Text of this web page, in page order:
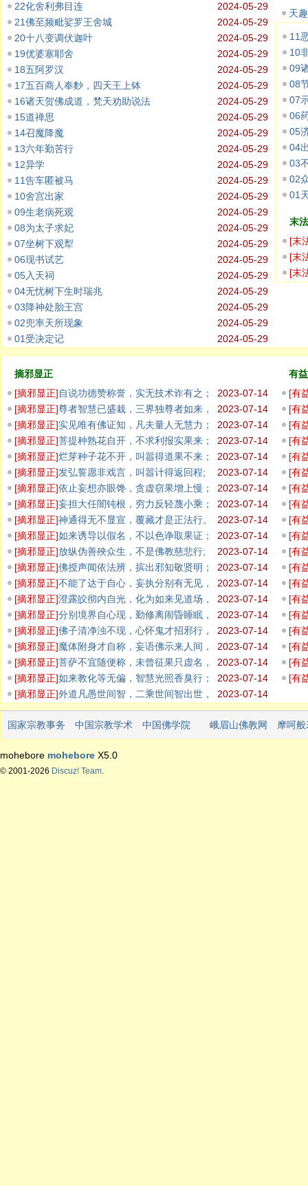
2024-05-29
22化舍利弗目连
2024-05-29
21佛至频毗娑罗王舍城
2024-05-29
20十八变调伏迦叶
2024-05-29
19优婆塞耶舍
2024-05-29
18五阿罗汉
2024-05-29
17五百商人奉麨，四天王上钵
2024-05-29
16诸天贺佛成道，梵天劝助说法
2024-05-29
15道禅思
2024-05-29
14召魔降魔
2024-05-29
13六年勤苦行
2024-05-29
12异学
2024-05-29
11告车匿被马
2024-05-29
10舍宫出家
2024-05-29
09生老病死观
2024-05-29
08为太子求妃
2024-05-29
07坐树下观犁
2024-05-29
06现书试艺
2024-05-29
05入天祠
2024-05-29
04无忧树下生时瑞兆
2024-05-29
03降神处胎王宫
2024-05-29
02兜率天所现象
2024-05-29
01受决定记
天
11
10
09
08
07
06
05
04
03
02
01
末
[末
存，
[末
坑，
[末
摘邪显正
2023-07-14
[摘邪显正]自说功德赞称誉，实无技术诈有之；
2023-07-14
[摘邪显正]尊者智慧已盛栽，三界独尊者如来，
说非法者
2023-07-14
[摘邪显正]实见唯有佛证知，凡夫量人无慧力；
2023-07-14
[摘邪显正]菩提种熟花自开，不求利报实果来；
2023-07-14
[摘邪显正]烂芽种子花不开，叫嚣得道果不来；
2023-07-14
[摘邪显正]发弘誓愿非戏言，叫嚣计得返回程;
2023-07-14
[摘邪显正]依止妄想亦眼馋，贪虚窃果增上慢；
2023-07-14
[摘邪显正]妄担大任闇钝根，穷力反轻蔑小乘；
无有善藏
2023-07-14
[摘邪显正]神通得无不显宣，覆藏才是正法行。
2023-07-14
[摘邪显正]如来诱导以假名，不以色诤取果证；
2023-07-14
[摘邪显正]放纵伪善殃众生，不是佛教慈悲行;
2023-07-14
[摘邪显正]佛授声闻依法辨，摈出邪知敬贤明；
检校违背
2023-07-14
[摘邪显正]不能了达于自心，妄执分别有无见，
增长外道
2023-07-14
[摘邪显正]澄露皎彻内自光，化为如来见道场，
暂得如是
2023-07-14
[摘邪显正]分别境界自心现，勤修离闹昏睡眠，
远离外道
2023-07-14
[摘邪显正]佛子清净浊不现，心怀鬼才招邪行，
无生无相
2023-07-14
[摘邪显正]魔体附身才自称，妄语佛示来人间，
佛经正知
2023-07-14
[摘邪显正]菩萨不宜随便称，未曾征果只虚名，
古往多少
2023-07-14
[摘邪显正]如来教化等无偏，智慧光照香臭行；
众生根器
2023-07-14
[摘邪显正]外道凡愚世间智，二乘世间智出世，
佛菩萨证
有
[有
佛无
[有
观彼
[有
一切
[有
於出
[有
随眠
[有
观世
[有
随众
[有
佛顶
[有
离相
[有
诸识
[有
凡愚
[有
不思
[有
去来
[有
智者
[有
非实
[有
性中
[有
水陆
[有
心性
[有
国家宗教事务
局
中国宗教学术
网
中国佛学院 峨眉山佛教网 摩呵
mohebore mohebore X5.0
© 2001-2026 Discuz! Team